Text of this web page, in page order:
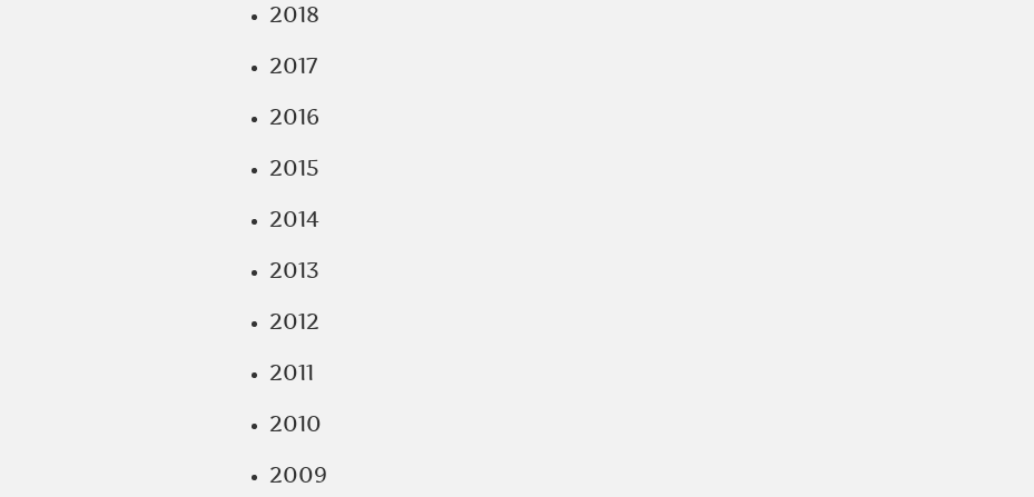
2018
2017
2016
2015
2014
2013
2012
2011
2010
2009